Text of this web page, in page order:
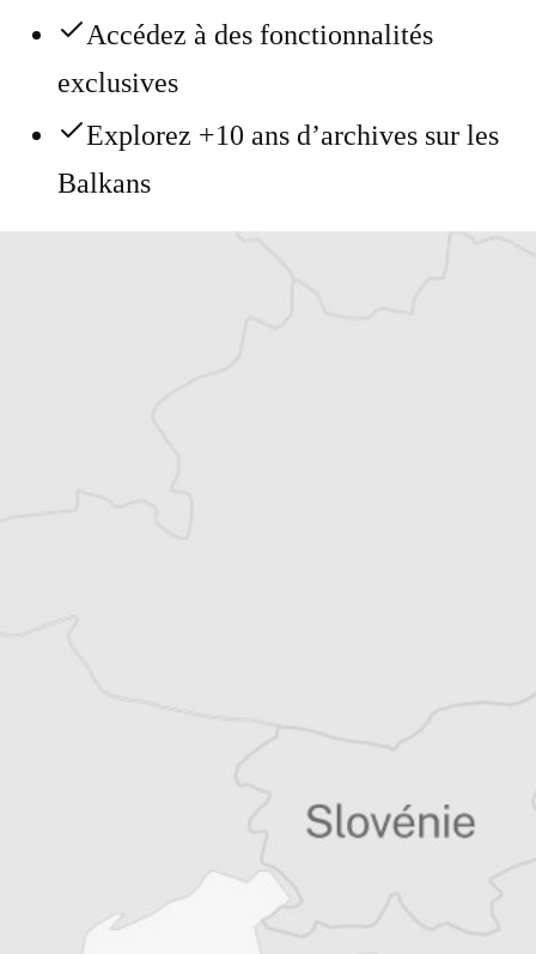
Accédez à des fonctionnalités
exclusives
Explorez +10 ans d’archives sur les
Balkans